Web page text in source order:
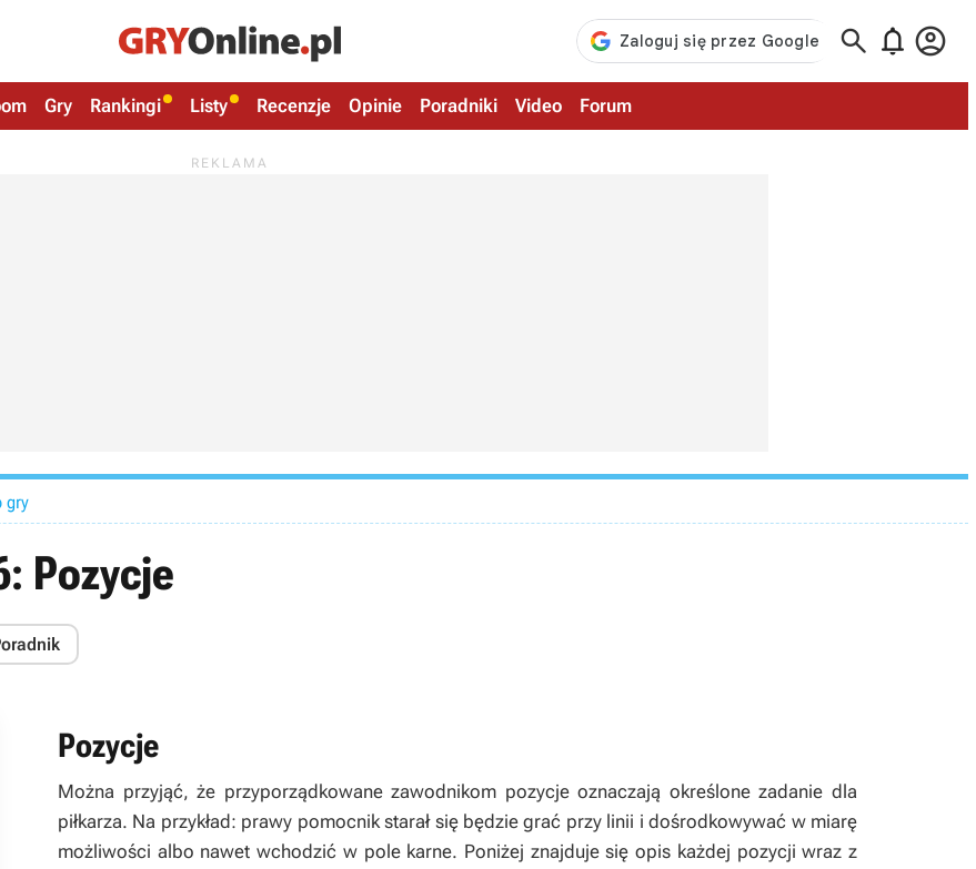
  
Gry Rankingi Listy Recenzje Opinie Poradniki Video Forum
gry
Pozycje
Pozycje
Można przyjąć, że przyporządkowane zawodnikom pozycje oznaczają określone zadanie dla
piłkarza. Na przykład: prawy pomocnik starał się będzie grać przy linii i dośrodkowywać w miarę
możliwości albo nawet wchodzić w pole karne. Poniżej znajduje się opis każdej pozycji wraz z